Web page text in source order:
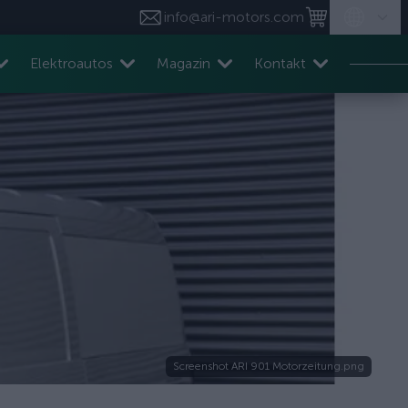
info@ari-motors.com
Elektroautos Magazin Kontakt
Screenshot ARI 901 Motorzeitung.png